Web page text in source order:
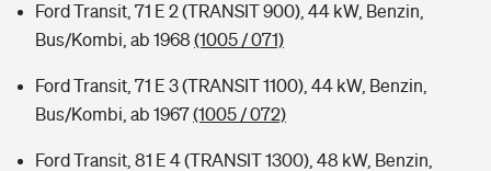
Ford Transit, 71 E 2 (TRANSIT 900), 44 kW, Benzin,
Bus/Kombi, ab 1968 (1005 / 071)
Ford Transit, 71 E 3 (TRANSIT 1100), 44 kW, Benzin,
Bus/Kombi, ab 1967(1005 / 072)
Ford Transit, 81 E 4 (TRANSIT 1300), 48 kW, Benzin,